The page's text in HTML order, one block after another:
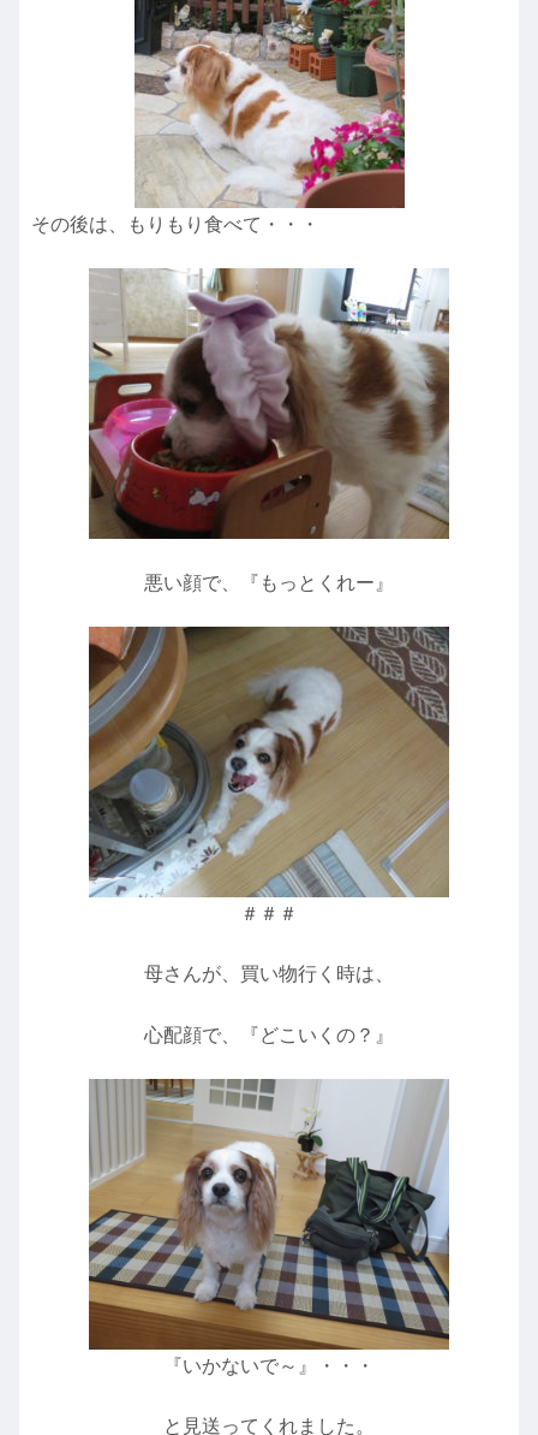
その後は、もりもり食べて・・・
悪い顔で、『もっとくれー』
＃＃＃
母さんが、買い物行く時は、
心配顔で、『どこいくの？』
『いかないで～』・・・
と見送ってくれました。